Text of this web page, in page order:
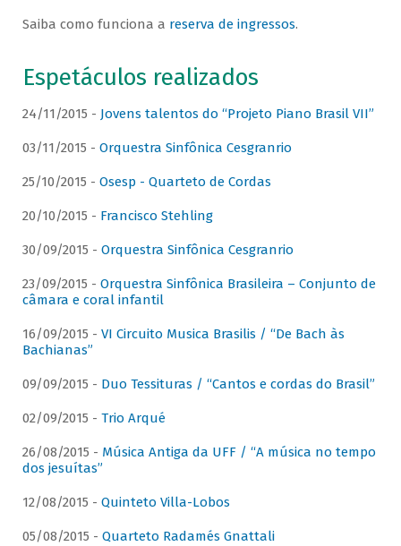
Saiba como funciona a reserva de ingressos.
Espetáculos realizados
24/11/2015 - Jovens talentos do “Projeto Piano Brasil VII”
03/11/2015 - Orquestra Sinfônica Cesgranrio
25/10/2015 - Osesp - Quarteto de Cordas
20/10/2015 - Francisco Stehling
30/09/2015 - Orquestra Sinfônica Cesgranrio
23/09/2015 - Orquestra Sinfônica Brasileira – Conjunto de
câmara e coral infantil
16/09/2015 - VI Circuito Musica Brasilis / “De Bach às
Bachianas”
09/09/2015 - Duo Tessituras / “Cantos e cordas do Brasil”
02/09/2015 - Trio Arqué
26/08/2015 - Música Antiga da UFF / “A música no tempo
dos jesuítas”
12/08/2015 - Quinteto Villa-Lobos
05/08/2015 - Quarteto Radamés Gnattali